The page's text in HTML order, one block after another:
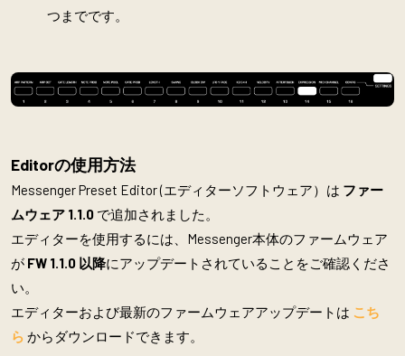
つまでです。
Editorの使用方法
Messenger Preset Editor (エディターソフトウェア）は ファー
ムウェア 1.1.0 で追加されました。
エディターを使用するには、Messenger本体のファームウェア
が FW 1.1.0 以降にアップデートされていることをご確認くださ
い。
エディターおよび最新のファームウェアアップデートは こち
ら からダウンロードできます。